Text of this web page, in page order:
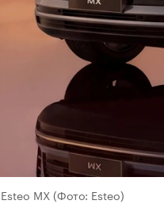
Esteo MX(Фото: Esteo)